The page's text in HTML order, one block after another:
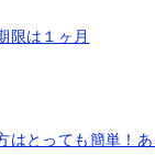
限は１ヶ月
とっても簡単！